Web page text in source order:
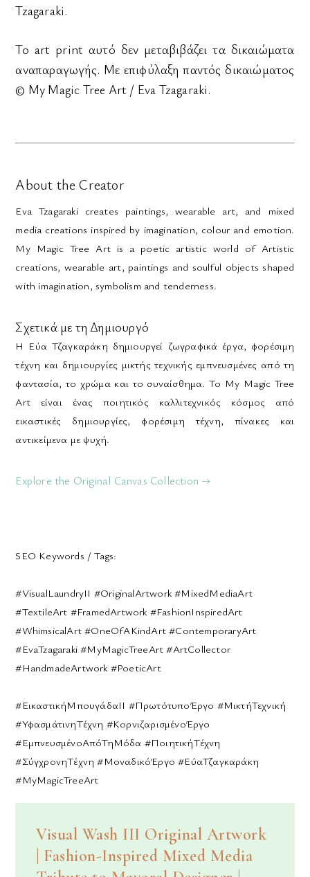
Tzagaraki.
Το art print αυτό δεν μεταβιβάζει τα δικαιώματα
αναπαραγωγής. Με επιφύλαξη παντός δικαιώματος
© My Magic Tree Art / Eva Tzagaraki.
About the Creator
Eva Tzagaraki creates paintings, wearable art, and mixed
media creations inspired by imagination, colour and emotion.
My Magic Tree Art is a poetic artistic world of Artistic
creations, wearable art, paintings and soulful objects shaped
with imagination, symbolism and tenderness.
Σχετικά με τη Δημιουργό
Η Εύα Τζαγκαράκη δημιουργεί ζωγραφικά έργα, φορέσιμη
τέχνη και δημιουργίες μικτής τεχνικής εμπνευσμένες από τη
φαντασία, το χρώμα και το συναίσθημα. Το My Magic Tree
Art είναι ένας ποιητικός καλλιτεχνικός κόσμος από
εικαστικές δημιουργίες, φορέσιμη τέχνη, πίνακες και
αντικείμενα με ψυχή.
Explore the Original Canvas Collection →
SEO Keywords / Tags:
#VisualLaundryII #OriginalArtwork #MixedMediaArt
#TextileArt #FramedArtwork #FashionInspiredArt
#WhimsicalArt #OneOfAKindArt #ContemporaryArt
#EvaTzagaraki #MyMagicTreeArt #ArtCollector
#HandmadeArtwork #PoeticArt
#ΕικαστικήΜπουγάδαII #ΠρωτότυποΈργο #ΜικτήΤεχνική
#ΥφασμάτινηΤέχνη #ΚορνιζαρισμένοΈργο
#ΕμπνευσμένοΑπόΤηΜόδα #ΠοιητικήΤέχνη
#ΣύγχρονηΤέχνη #ΜοναδικόΈργο #ΕύαΤζαγκαράκη
#MyMagicTreeArt
Visual Wash III Original Artwork
| Fashion-Inspired Mixed Media